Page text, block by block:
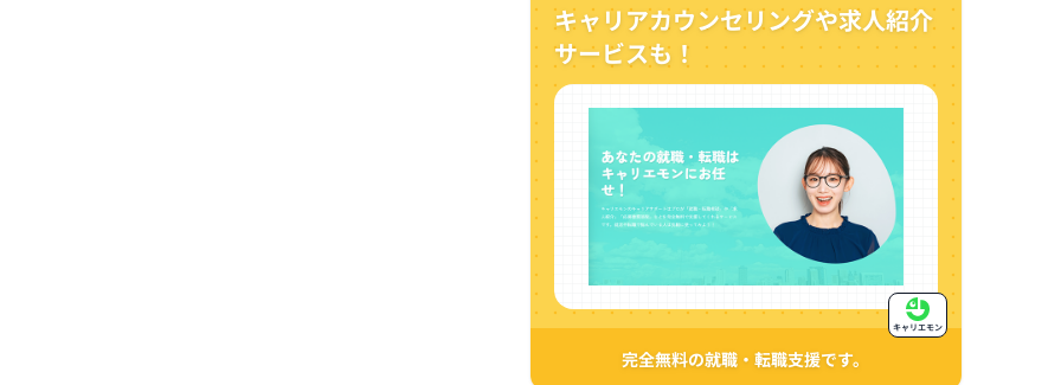
キャリアカウンセリングや求人紹介
サービスも！
完全無料の就職・転職支援です。
キャリエモン